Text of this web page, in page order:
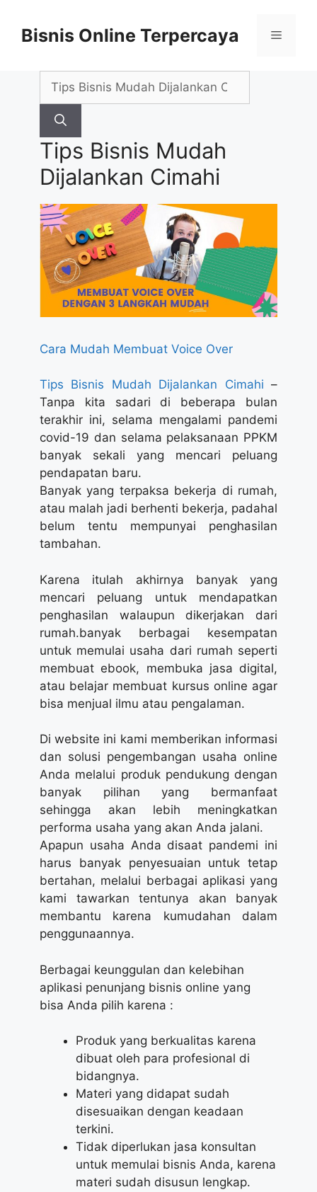
contentBisnis Online Terpercaya Menu
Search
Tips Bisnis Mudah
Dijalankan Cimahi
Cara Mudah Membuat Voice Over
Tips Bisnis Mudah Dijalankan Cimahi –
Tanpa kita sadari di beberapa bulan
terakhir ini, selama mengalami pandemi
covid-19 dan selama pelaksanaan PPKM
banyak sekali yang mencari peluang
pendapatan baru.
Banyak yang terpaksa bekerja di rumah,
atau malah jadi berhenti bekerja, padahal
belum tentu mempunyai penghasilan
tambahan.
Karena itulah akhirnya banyak yang
mencari peluang untuk mendapatkan
penghasilan walaupun dikerjakan dari
rumah.banyak berbagai kesempatan
untuk memulai usaha dari rumah seperti
membuat ebook, membuka jasa digital,
atau belajar membuat kursus online agar
bisa menjual ilmu atau pengalaman.
Di website ini kami memberikan informasi
dan solusi pengembangan usaha online
Anda melalui produk pendukung dengan
banyak pilihan yang bermanfaat
sehingga akan lebih meningkatkan
performa usaha yang akan Anda jalani.
Apapun usaha Anda disaat pandemi ini
harus banyak penyesuaian untuk tetap
bertahan, melalui berbagai aplikasi yang
kami tawarkan tentunya akan banyak
membantu karena kumudahan dalam
penggunaannya.
Berbagai keunggulan dan kelebihan
aplikasi penunjang bisnis online yang
bisa Anda pilih karena :
Produk yang berkualitas karena
dibuat oleh para profesional di
bidangnya.
Materi yang didapat sudah
disesuaikan dengan keadaan
terkini.
Tidak diperlukan jasa konsultan
untuk memulai bisnis Anda, karena
materi sudah disusun lengkap.